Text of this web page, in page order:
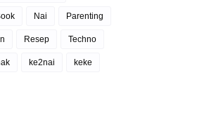
Nai Parenting
Resep Techno
ke2nai keke